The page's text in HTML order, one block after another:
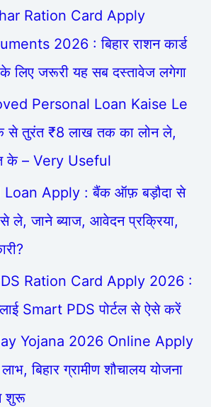
Ration Card Apply
2026 : बिहार राशन कार्ड
लिए जरूरी यह सब दस्तावेज लगेगा
Personal Loan Kaise Le
से तुरंत ₹8 लाख तक का लोन ले,
के – Very Useful
Loan Apply : बैंक ऑफ़ बड़ौदा से
ले, जाने ब्याज, आवेदन प्रक्रिया,
Ration Card Apply 2026 :
Smart PDS पोर्टल से ऐसे करें
Yojana 2026 Online Apply
बिहार ग्रामीण शौचालय योजना
शुरू